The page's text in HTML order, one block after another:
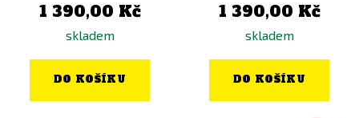
1 390,00 Kč
skladem
DO KOŠÍKU
1 390,00 Kč
skladem
DO KOŠÍKU